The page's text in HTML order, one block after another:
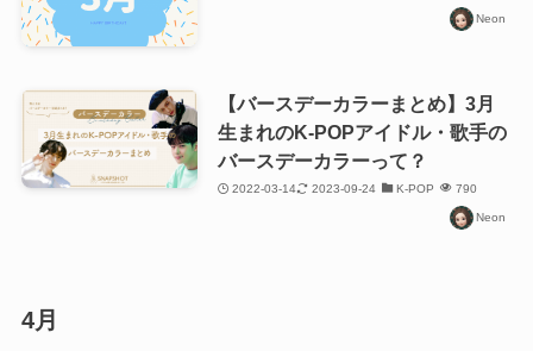
Neon
【バースデーカラーまとめ】3月
生まれのK-POPアイドル・歌手の
バースデーカラーって？
2022-03-14 2023-09-24 K-POP 790
Neon
4月